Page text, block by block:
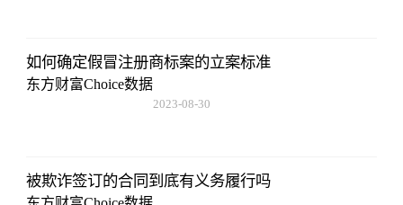
如何确定假冒注册商标案的立案标准
东方财富Choice数据
2023-08-30
被欺诈签订的合同到底有义务履行吗